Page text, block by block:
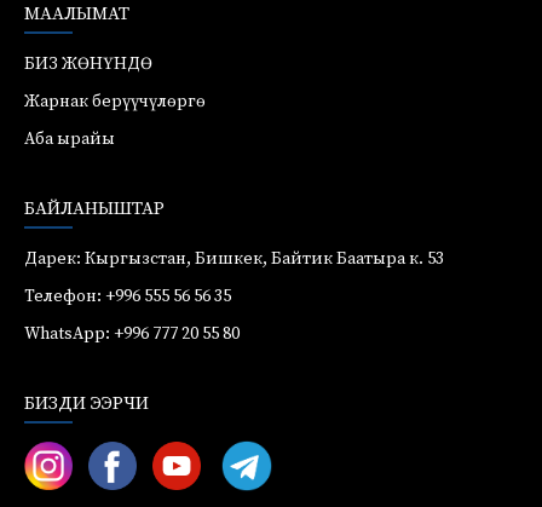
МААЛЫМАТ
БИЗ ЖӨНҮНДӨ
Жарнак берүүчүлөргө
Аба ырайы
БАЙЛАНЫШТАР
Дарек: Кыргызстан, Бишкек, Байтик Баатыра к. 53
Телефон: +996 555 56 56 35
WhatsApp: +996 777 20 55 80
БИЗДИ ЭЭРЧИ